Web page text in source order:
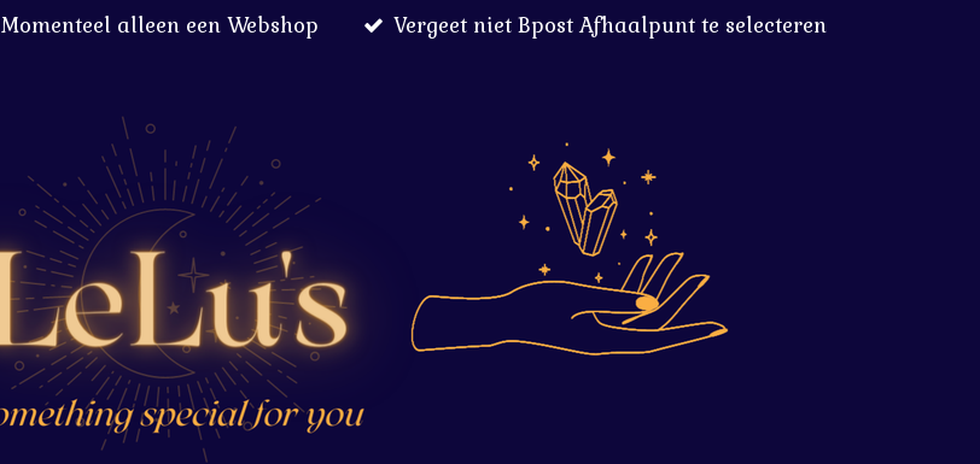
Momenteel alleen een Webshop Vergeet niet Bpost Afhaalpunt te selecteren